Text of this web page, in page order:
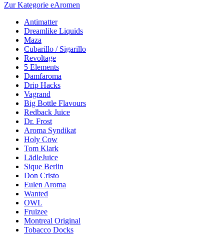
Zur Kategorie eAromen
Antimatter
Dreamlike Liquids
Maza
Cubarillo / Sigarillo
Revoltage
5 Elements
Damfaroma
Drip Hacks
Vagrand
Big Bottle Flavours
Redback Juice
Dr. Frost
Aroma Syndikat
Holy Cow
Tom Klark
LädleJuice
Sique Berlin
Don Cristo
Eulen Aroma
Wanted
OWL
Fruizee
Montreal Original
Tobacco Docks